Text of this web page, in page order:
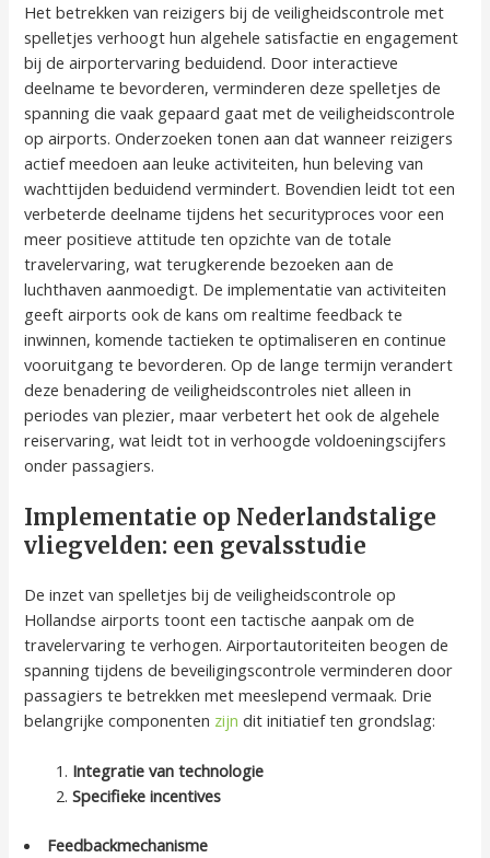
Het betrekken van reizigers bij de veiligheidscontrole met
spelletjes verhoogt hun algehele satisfactie en engagement
bij de airportervaring beduidend. Door interactieve
deelname te bevorderen, verminderen deze spelletjes de
spanning die vaak gepaard gaat met de veiligheidscontrole
op airports. Onderzoeken tonen aan dat wanneer reizigers
actief meedoen aan leuke activiteiten, hun beleving van
wachttijden beduidend vermindert. Bovendien leidt tot een
verbeterde deelname tijdens het securityproces voor een
meer positieve attitude ten opzichte van de totale
travelervaring, wat terugkerende bezoeken aan de
luchthaven aanmoedigt. De implementatie van activiteiten
geeft airports ook de kans om realtime feedback te
inwinnen, komende tactieken te optimaliseren en continue
vooruitgang te bevorderen. Op de lange termijn verandert
deze benadering de veiligheidscontroles niet alleen in
periodes van plezier, maar verbetert het ook de algehele
reiservaring, wat leidt tot in verhoogde voldoeningscijfers
onder passagiers.
Implementatie op Nederlandstalige
vliegvelden: een gevalsstudie
De inzet van spelletjes bij de veiligheidscontrole op
Hollandse airports toont een tactische aanpak om de
travelervaring te verhogen. Airportautoriteiten beogen de
spanning tijdens de beveiligingscontrole verminderen door
passagiers te betrekken met meeslepend vermaak. Drie
belangrijke componenten zijn dit initiatief ten grondslag:
Integratie van technologie
Specifieke incentives
Feedbackmechanisme